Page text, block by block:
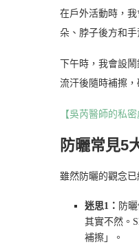
在戶外活動時，
朵、脖子後方和
下午時，我會設
流汗後隨時補擦，
【吳芮醫師的私
防曬常見5
雖然防曬的觀念
迷思1： 防
其實不然。
補擦」。